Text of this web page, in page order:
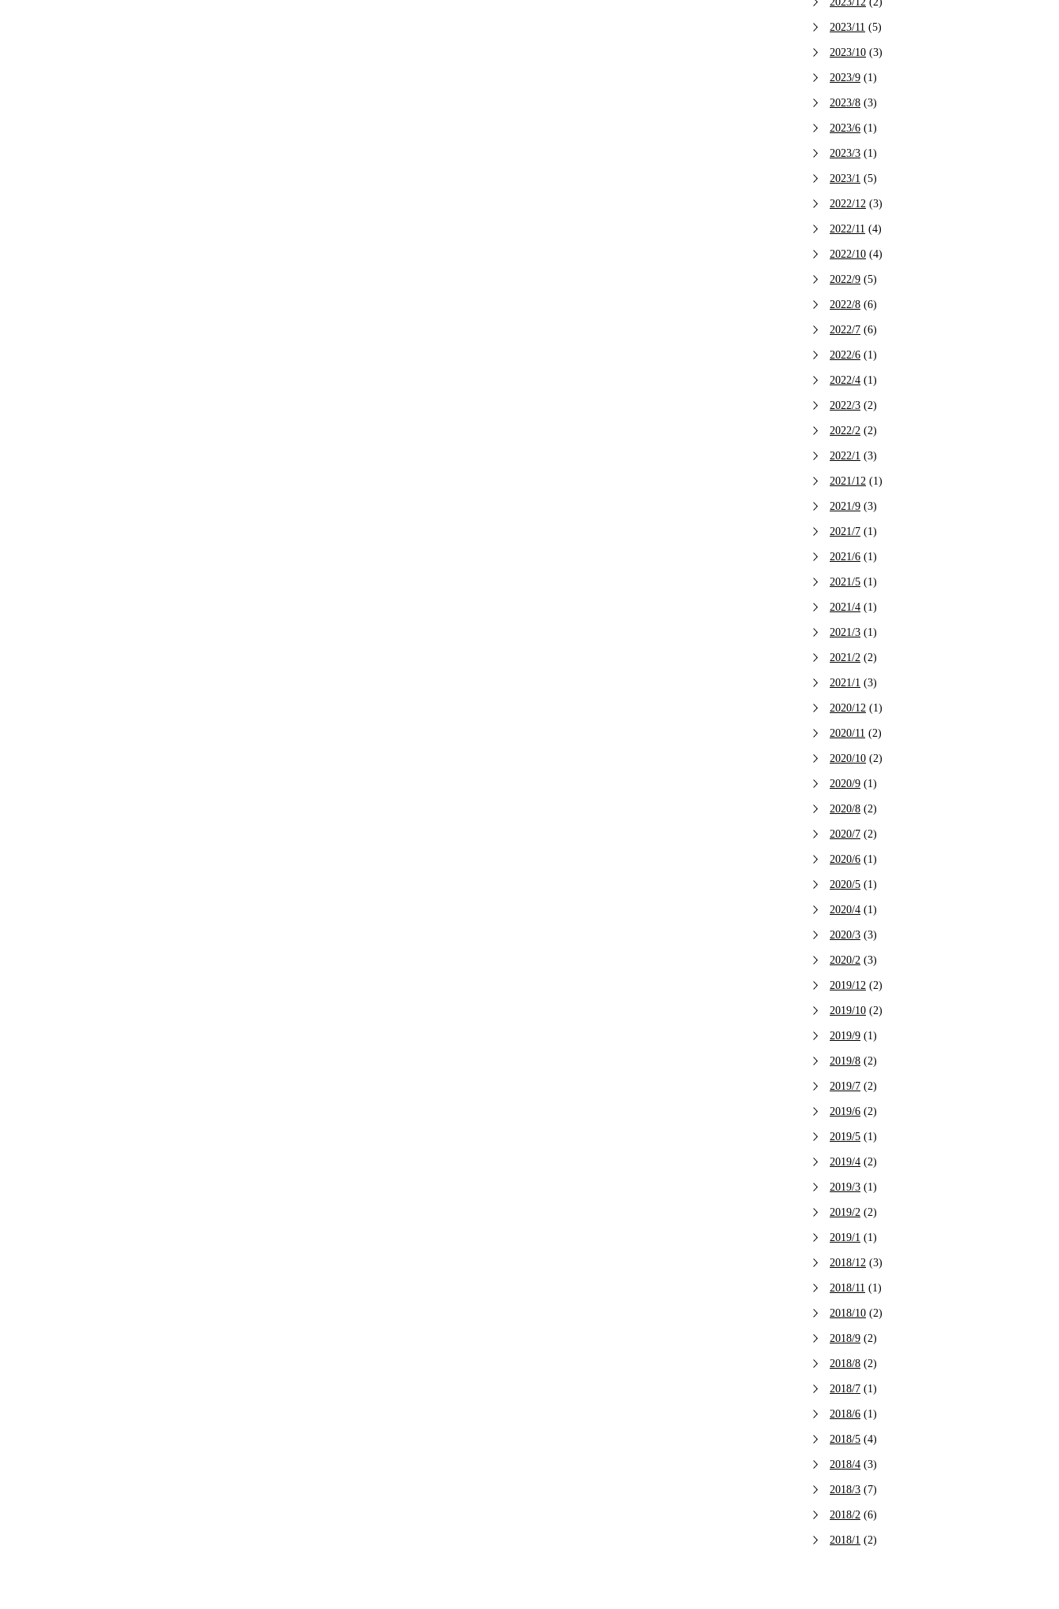
2023/11 (5)
2023/10 (3)
2023/9 (1)
2023/8 (3)
2023/6 (1)
2023/3 (1)
2023/1 (5)
2022/12 (3)
2022/11 (4)
2022/10 (4)
2022/9 (5)
2022/8 (6)
2022/7 (6)
2022/6 (1)
2022/4 (1)
2022/3 (2)
2022/2 (2)
2022/1 (3)
2021/12 (1)
2021/9 (3)
2021/7 (1)
2021/6 (1)
2021/5 (1)
2021/4 (1)
2021/3 (1)
2021/2 (2)
2021/1 (3)
2020/12 (1)
2020/11 (2)
2020/10 (2)
2020/9 (1)
2020/8 (2)
2020/7 (2)
2020/6 (1)
2020/5 (1)
2020/4 (1)
2020/3 (3)
2020/2 (3)
2019/12 (2)
2019/10 (2)
2019/9 (1)
2019/8 (2)
2019/7 (2)
2019/6 (2)
2019/5 (1)
2019/4 (2)
2019/3 (1)
2019/2 (2)
2019/1 (1)
2018/12 (3)
2018/11 (1)
2018/10 (2)
2018/9 (2)
2018/8 (2)
2018/7 (1)
2018/6 (1)
2018/5 (4)
2018/4 (3)
2018/3 (7)
2018/2 (6)
2018/1 (2)